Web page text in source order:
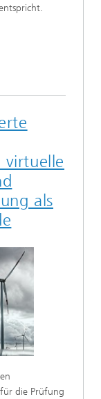
virtuelle
als
die Prüfung